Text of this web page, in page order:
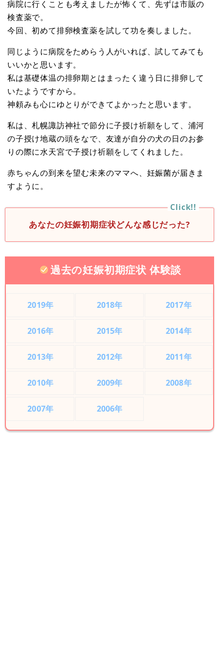
病院に行くことも考えましたが怖くて、先ずは市販の
検査薬で。
今回、初めて排卵検査薬を試して功を奏しました。
同じように病院をためらう人がいれば、試してみても
いいかと思います。
私は基礎体温の排卵期とはまったく違う日に排卵して
いたようですから。
神頼みも心にゆとりができてよかったと思います。
私は、札幌諏訪神社で節分に子授け祈願をして、浦河
の子授け地蔵の頭をなで、友達が自分の犬の日のお参
りの際に水天宮で子授け祈願をしてくれました。
赤ちゃんの到来を望む未来のママへ、妊娠菌が届きま
すように。
あなたの妊娠初期症状どんな感じだった?
過去の妊娠初期症状 体験談
2019年 2018年 2017年
2016年 2015年 2014年
2013年 2012年 2011年
2010年 2009年 2008年
2007年 2006年